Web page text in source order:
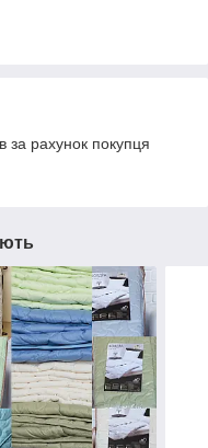
за рахунок покупця